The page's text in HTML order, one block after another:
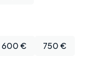
600 €
750 €